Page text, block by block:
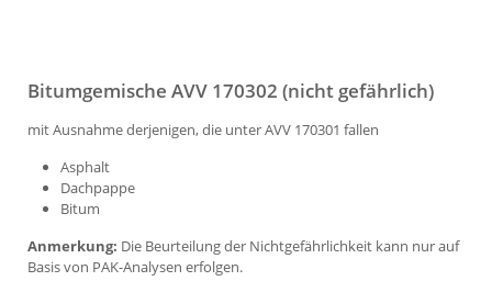
Bitumgemische AVV 170302 (nicht gefährlich)
mit Ausnahme derjenigen, die unter AVV 170301 fallen
Asphalt
Dachpappe
Bitum
Anmerkung: Die Beurteilung der Nichtgefährlichkeit kann nur auf
Basis von PAK-Analysen erfolgen.